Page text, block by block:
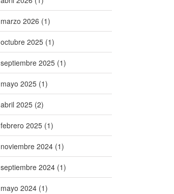
marzo 2026 (1)
octubre 2025 (1)
septiembre 2025 (1)
mayo 2025 (1)
abril 2025 (2)
febrero 2025 (1)
noviembre 2024 (1)
septiembre 2024 (1)
mayo 2024 (1)